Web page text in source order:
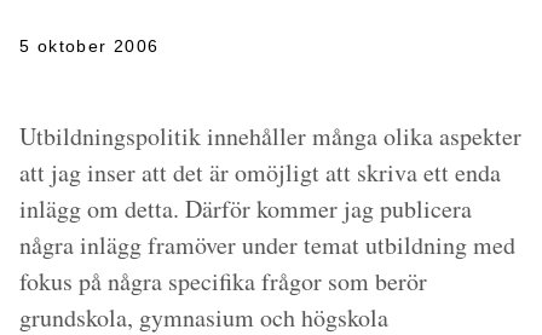
5 oktober 2006
Utbildningspolitik innehåller många olika aspekter
att jag inser att det är omöjligt att skriva ett enda
inlägg om detta. Därför kommer jag publicera
några inlägg framöver under temat utbildning med
fokus på några specifika frågor som berör
grundskola, gymnasium och högskola